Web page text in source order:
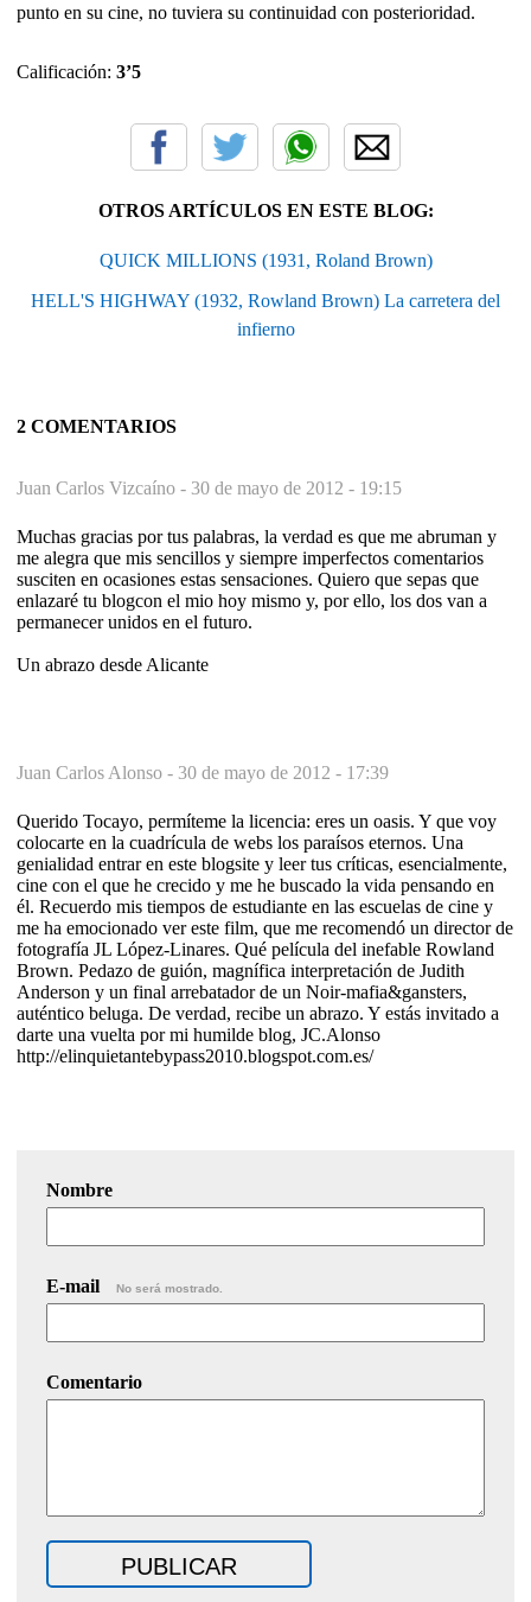
punto en su cine, no tuviera su continuidad con posterioridad.
Calificación: 3’5
OTROS ARTÍCULOS EN ESTE BLOG:
QUICK MILLIONS (1931, Roland Brown)
HELL'S HIGHWAY (1932, Rowland Brown) La carretera del
infierno
2 COMENTARIOS
Juan Carlos Vizcaíno - 30 de mayo de 2012 - 19:15
Muchas gracias por tus palabras, la verdad es que me abruman y
me alegra que mis sencillos y siempre imperfectos comentarios
susciten en ocasiones estas sensaciones. Quiero que sepas que
enlazaré tu blogcon el mio hoy mismo y, por ello, los dos van a
permanecer unidos en el futuro.
Un abrazo desde Alicante
Juan Carlos Alonso - 30 de mayo de 2012 - 17:39
Querido Tocayo, permíteme la licencia: eres un oasis. Y que voy
colocarte en la cuadrícula de webs los paraísos eternos. Una
genialidad entrar en este blogsite y leer tus críticas, esencialmente,
cine con el que he crecido y me he buscado la vida pensando en
él. Recuerdo mis tiempos de estudiante en las escuelas de cine y
me ha emocionado ver este film, que me recomendó un director de
fotografía JL López-Linares. Qué película del inefable Rowland
Brown. Pedazo de guión, magnífica interpretación de Judith
Anderson y un final arrebatador de un Noir-mafia&gansters,
auténtico beluga. De verdad, recibe un abrazo. Y estás invitado a
darte una vuelta por mi humilde blog, JC.Alonso
http://elinquietantebypass2010.blogspot.com.es/
Nombre
E-mail No será mostrado.
Comentario